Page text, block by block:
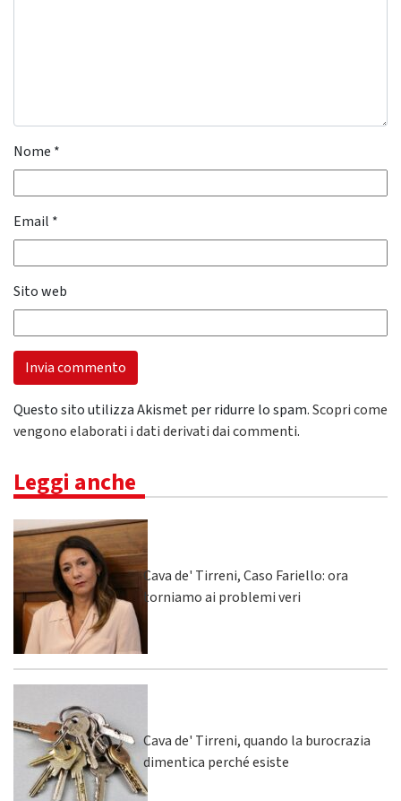
Nome *
Email *
Sito web
Questo sito utilizza Akismet per ridurre lo spam.Scopri come
vengono elaborati i dati derivati dai commenti.
Leggi anche
Cava de' Tirreni, Caso Fariello: ora
torniamo ai problemi veri
Cava de' Tirreni, quando la burocrazia
dimentica perché esiste